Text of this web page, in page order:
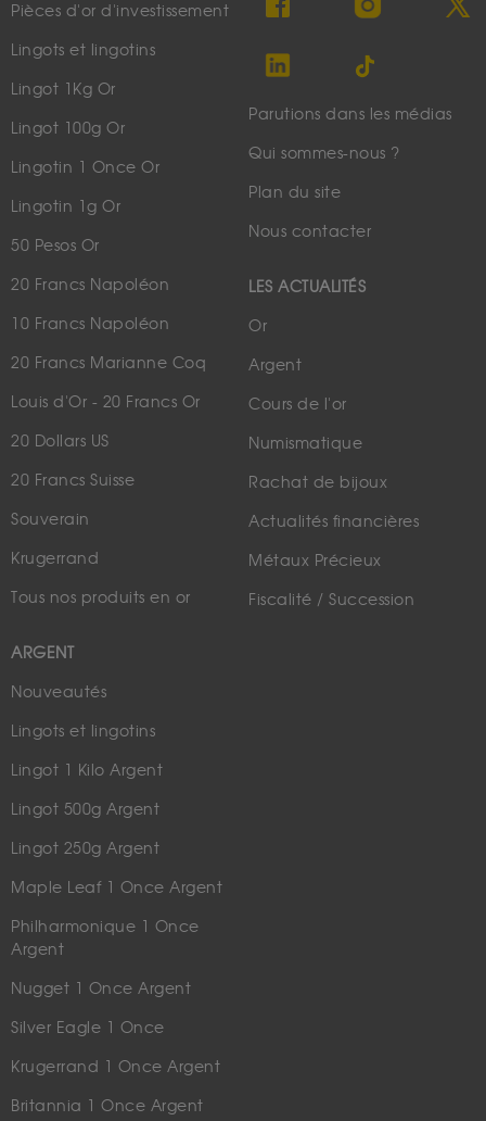
Pièces d'or d'investissement
Lingots et lingotins
Lingot 1Kg Or
Lingot 100g Or
Lingotin 1 Once Or
Lingotin 1g Or
50 Pesos Or
20 Francs Napoléon
10 Francs Napoléon
20 Francs Marianne Coq
Louis d'Or - 20 Francs Or
20 Dollars US
20 Francs Suisse
Souverain
Krugerrand
Tous nos produits en or
ARGENT
Nouveautés
Lingots et lingotins
Lingot 1 Kilo Argent
Lingot 500g Argent
Lingot 250g Argent
Maple Leaf 1 Once Argent
Philharmonique 1 Once
Argent
Nugget 1 Once Argent
Silver Eagle 1 Once
Krugerrand 1 Once Argent
Britannia 1 Once Argent
Parutions dans les médias
Qui sommes-nous ?
Plan du site
Nous contacter
LES ACTUALITÉS
Or
Argent
Cours de l'or
Numismatique
Rachat de bijoux
Actualités financières
Métaux Précieux
Fiscalité / Succession